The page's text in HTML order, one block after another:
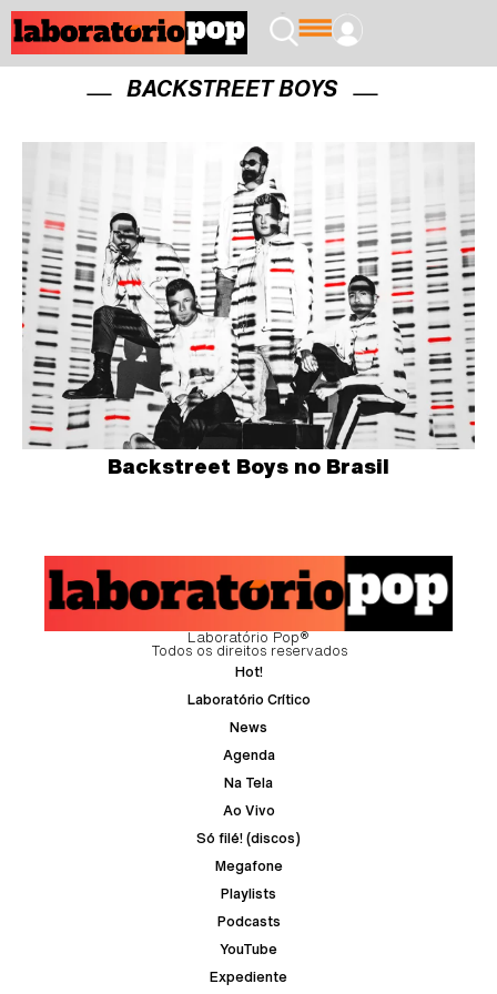
BACKSTREET BOYS
Backstreet Boys no Brasil
Laboratório Pop®
Todos os direitos reservados
Hot!
Laboratório Crítico
News
Agenda
Na Tela
Ao Vivo
Só filé! (discos)
Megafone
Playlists
Podcasts
YouTube
Expediente